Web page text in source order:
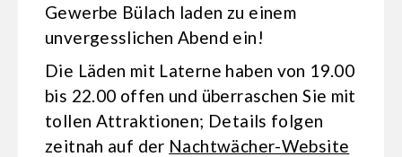
Gewerbe Bülach laden zu einem
unvergesslichen Abend ein!
Die Läden mit Laterne haben von 19.00
bis 22.00 offen und überraschen Sie mit
tollen Attraktionen; Details folgen
zeitnah auf der Nachtwächer-Website